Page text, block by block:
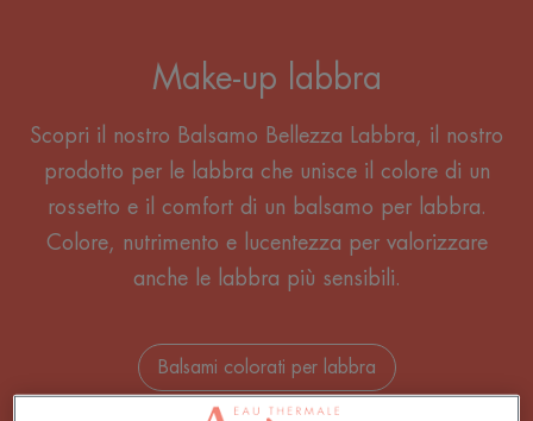
Make-up labbra
Scopri il nostro Balsamo Bellezza Labbra, il nostro
prodotto per le labbra che unisce il colore di un
rossetto e il comfort di un balsamo per labbra.
Colore, nutrimento e lucentezza per valorizzare
anche le labbra più sensibili.
Balsami colorati per labbra